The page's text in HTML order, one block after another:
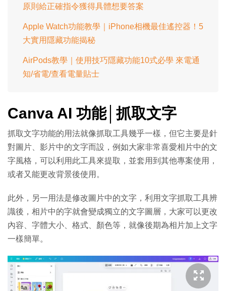
原則給正確指令獲得具體想要答案
Apple Watch功能教學｜iPhone相機最佳遙控器！5
大實用隱藏功能揭秘
AirPods教學｜使用技巧隱藏功能10式必學 來電通
知/省電/查看電量貼士
Canva AI 功能│抓取文字
抓取文字功能的用法就像抓取工具幾乎一樣，但它主要是針
對圖片、影片中的文字而設，例如大家非常喜愛相片中的文
字風格，可以利用此工具來提取，並套用到其他專案使用，
或者又能更改背景後使用。
此外，另一用法是修改圖片中的文字，利用文字抓取工具辨
識後，相片中的字就會變成獨立的文字圖層，大家可以更改
內容、字體大小、格式、顏色等，就像後期為相片加上文字
一樣簡單。